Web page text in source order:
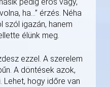
pedig erős vágy,
ha…” érzés. Néha
szól igazán, hanem
élünk meg.
ezzel. A szerelem
A döntések azok,
Lehet, hogy időre van